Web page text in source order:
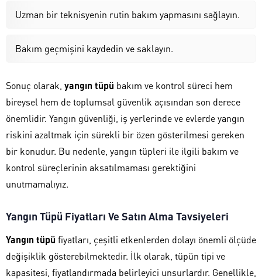
Uzman bir teknisyenin rutin bakım yapmasını sağlayın.
Bakım geçmişini kaydedin ve saklayın.
Sonuç olarak, yangın tüpü bakım ve kontrol süreci hem
bireysel hem de toplumsal güvenlik açısından son derece
önemlidir. Yangın güvenliği, iş yerlerinde ve evlerde yangın
riskini azaltmak için sürekli bir özen gösterilmesi gereken
bir konudur. Bu nedenle, yangın tüpleri ile ilgili bakım ve
kontrol süreçlerinin aksatılmaması gerektiğini
unutmamalıyız.
Yangın Tüpü Fiyatları Ve Satın Alma Tavsiyeleri
Yangın tüpü fiyatları, çeşitli etkenlerden dolayı önemli ölçüde
değişiklik gösterebilmektedir. İlk olarak, tüpün tipi ve
kapasitesi, fiyatlandırmada belirleyici unsurlardır. Genellikle,